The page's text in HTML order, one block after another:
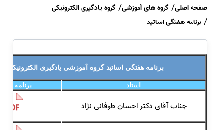
صفحه اصلی گروه های آموزشی گروه یادگیری الکترونیکی
برنامه هفتگی اساتید
برنامه هفتگی اساتید گروه آموزشی یادگیری الکترونیکی
استاد برنامه
جناب آقای دکتر احسان طوفانی نژاد